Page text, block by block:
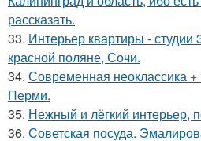
рассказать.
33. Интерьер квартиры - студии
красной поляне, Сочи.
34. Современная неоклассика
Перми.
35. Нежный и лёгкий интерьер,
36. Советская посуда.